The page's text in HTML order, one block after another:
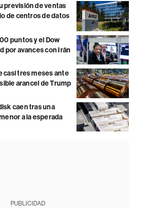
previsión de ventas
de centros de datos
puntos y el Dow
por avances con Irán
casi tres meses ante
arancel de Trump
caen tras una
a la esperada
PUBLICIDAD